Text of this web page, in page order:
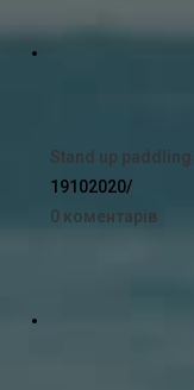
Stand up paddling
19102020/
0 коментарів